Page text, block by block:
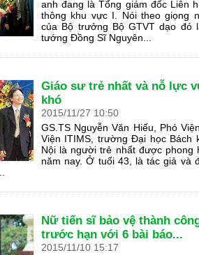
anh đang là Tổng giám đốc Liên
thông khu vực I. Nói theo giọng
của Bộ trưởng Bộ GTVT dạo đó
tướng Đồng Sĩ Nguyên...
Giáo sư trẻ nhất và nỗ lực
khó
2015/11/27 10:50
GS.TS Nguyễn Văn Hiếu, Phó
Viện ITIMS, trường Đại học Bách
Nội là người trẻ nhất được phong
năm nay. Ở tuổi 43, là tác giả và
Nữ tiến sĩ bảo vệ thành
trước hạn với 6 bài báo...
2015/11/10 15:17